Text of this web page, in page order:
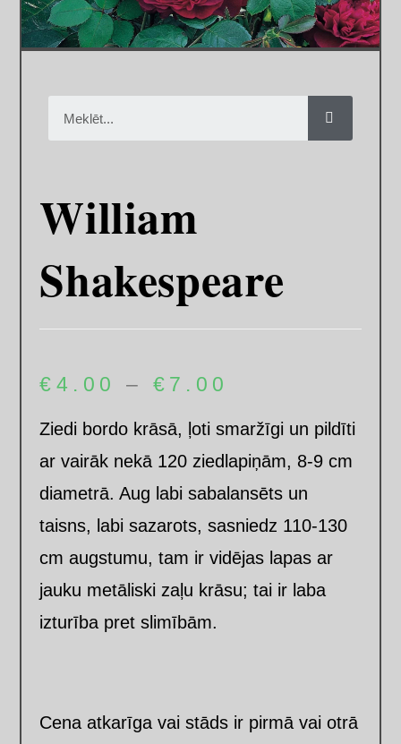
William
Shakespeare
€ 4.00 – € 7.00
Ziedi bordo krāsā, ļoti smaržīgi un pildīti
ar vairāk nekā 120 ziedlapiņām, 8-9 cm
diametrā. Aug labi sabalansēts un
taisns, labi sazarots, sasniedz 110-130
cm augstumu, tam ir vidējas lapas ar
jauku metāliski zaļu krāsu;tai ir laba
izturība pret slimībām.
Cena atkarīga vai stāds ir pirmā vai otrā